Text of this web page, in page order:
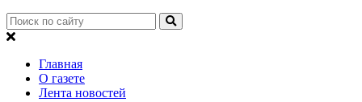
Главная
О газете
Лента новостей